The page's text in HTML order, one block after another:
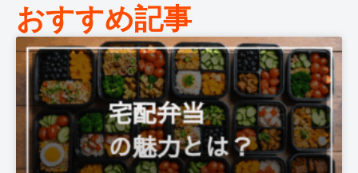
おすすめ記事